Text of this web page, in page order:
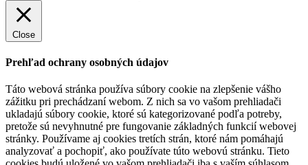
Close
Prehľad ochrany osobných údajov
Táto webová stránka používa súbory cookie na zlepšenie vášho
zážitku pri prechádzaní webom. Z nich sa vo vašom prehliadači
ukladajú súbory cookie, ktoré sú kategorizované podľa potreby,
pretože sú nevyhnutné pre fungovanie základných funkcií webovej
stránky. Používame aj cookies tretích strán, ktoré nám pomáhajú
analyzovať a pochopiť, ako používate túto webovú stránku. Tieto